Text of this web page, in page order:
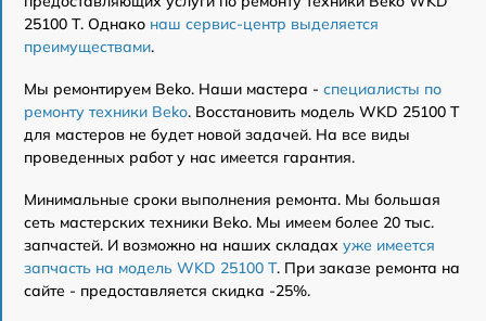
25100 T. Однако наш сервис-центр выделяется
преимуществами.
Мы ремонтируем Beko. Наши мастера - специалисты по
ремонту техники Beko. Восстановить модель WKD 25100 T
для мастеров не будет новой задачей. На все виды
проведенных работ у нас имеется гарантия.
Минимальные сроки выполнения ремонта. Мы большая
сеть мастерских техники Beko. Мы имеем более 20 тыс.
запчастей. И возможно на наших складах уже имеется
запчасть на модель WKD 25100 T. При заказе ремонта на
сайте - предоставляется скидка -25%.